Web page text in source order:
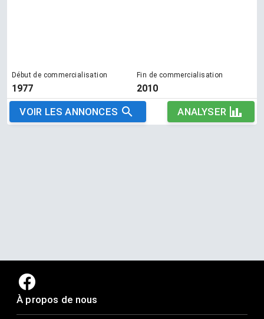
Début de commercialisation
1977
Fin de commercialisation
2010
VOIR LES ANNONCES ANALYSER
À propos de nous